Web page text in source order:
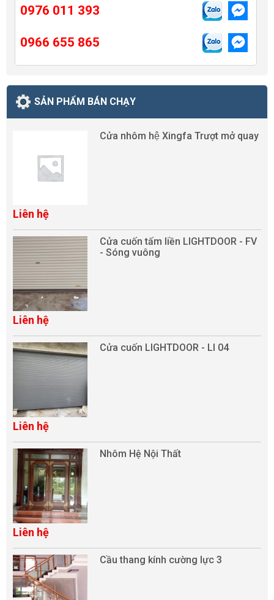
0976 011 393
0966 655 865
SẢN PHẨM BÁN CHẠY
Cửa nhôm hệ Xingfa Trượt mở quay
Liên hệ
Cửa cuốn tấm liền LIGHTDOOR - FV
- Sóng vuông
Liên hệ
Cửa cuốn LIGHTDOOR - LI 04
Liên hệ
Nhôm Hệ Nội Thất
Liên hệ
Cầu thang kính cường lực 3